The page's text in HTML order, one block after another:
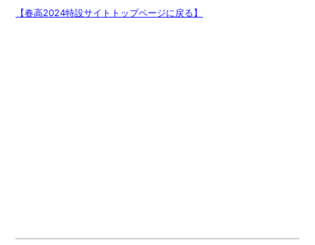
【春高2024特設サイトトップページに戻る】